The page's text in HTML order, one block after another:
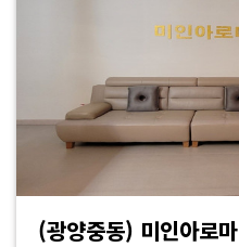
포
(광양중동) 미인아로마